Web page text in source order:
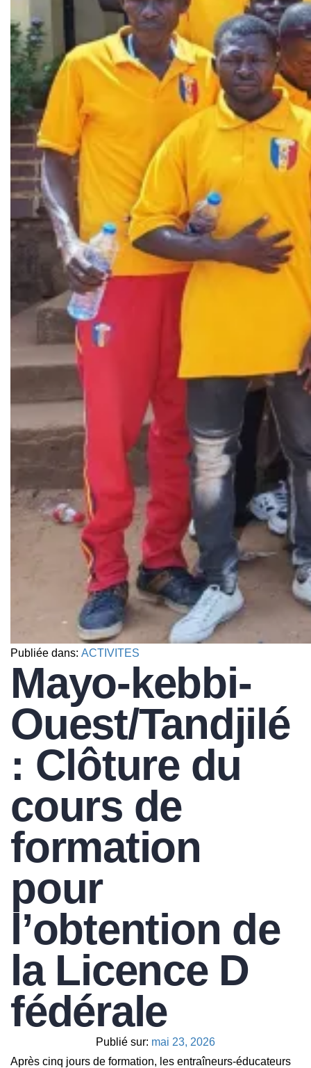
Publiée dans: ACTIVITES
Mayo-kebbi-
Ouest/Tandjilé
: Clôture du
cours de
formation
pour
l’obtention de
la Licence D
fédérale
Publié sur: mai 23, 2026
Après cinq jours de formation, les entraîneurs-éducateurs